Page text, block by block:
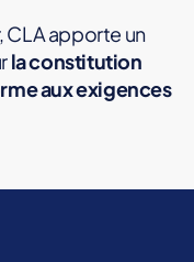
CLA apporte un
la constitution
aux exigences